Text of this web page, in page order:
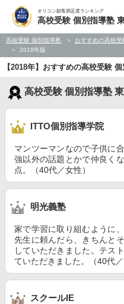
オリコン顧客満足度ランキング
高校受験 個別指導塾
高校受験 個別指導塾
おすすめの高校
2018年版
【2018年】おすすめの高校受験
高校受験 個別指導塾
ITTO個別指導学院
マンツーマンなので子供に
強以外の話題とかで仲良く
点。（40代／女性）
明光義塾
家で学習に取り組むように
先生に頼んだら、きちんと
していただきました。テス
ていただきました。（40代／
スクールIE